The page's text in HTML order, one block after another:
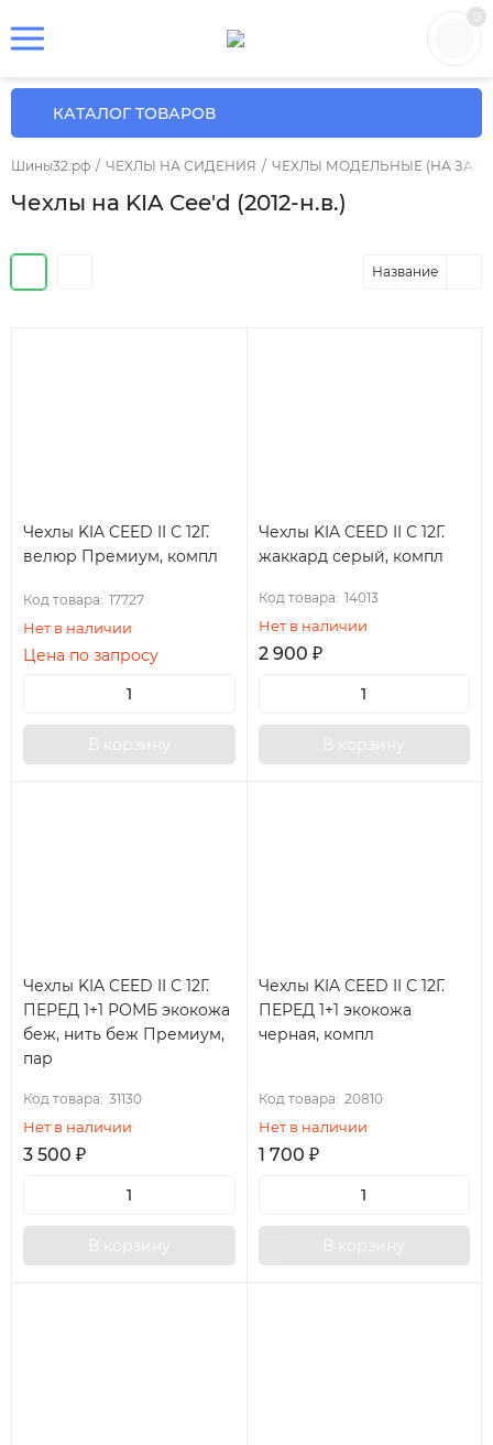
КАТАЛОГ ТОВАРОВ
Шины32.рф / ЧЕХЛЫ НА СИДЕНИЯ / ЧЕХЛЫ МОДЕЛЬНЫЕ (НА
Чехлы на KIA Cee'd (2012-н.в.)
Название
Чехлы KIA CEED II С 12Г.
велюр Премиум, компл
Код товара: 17727
Нет в наличии
Цена по запросу
В корзину
Чехлы KIA CEED II С 12Г.
жаккард серый, компл
Код товара: 14013
Нет в наличии
2 900 ₽
В корзину
Чехлы KIA CEED II С 12Г.
ПЕРЕД 1+1 РОМБ экокожа
беж, нить беж Премиум,
пар
Код товара: 31130
Нет в наличии
3 500 ₽
В корзину
Чехлы KIA CEED II С 12Г.
ПЕРЕД 1+1 экокожа
черная, компл
Код товара: 20810
Нет в наличии
1 700 ₽
В корзину